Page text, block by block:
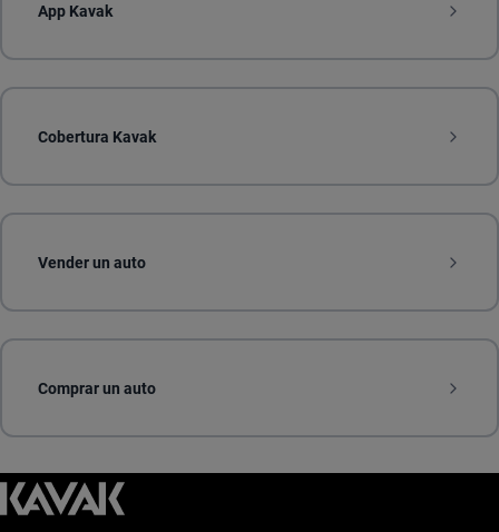
App Kavak
Cobertura Kavak
Vender un auto
Comprar un auto